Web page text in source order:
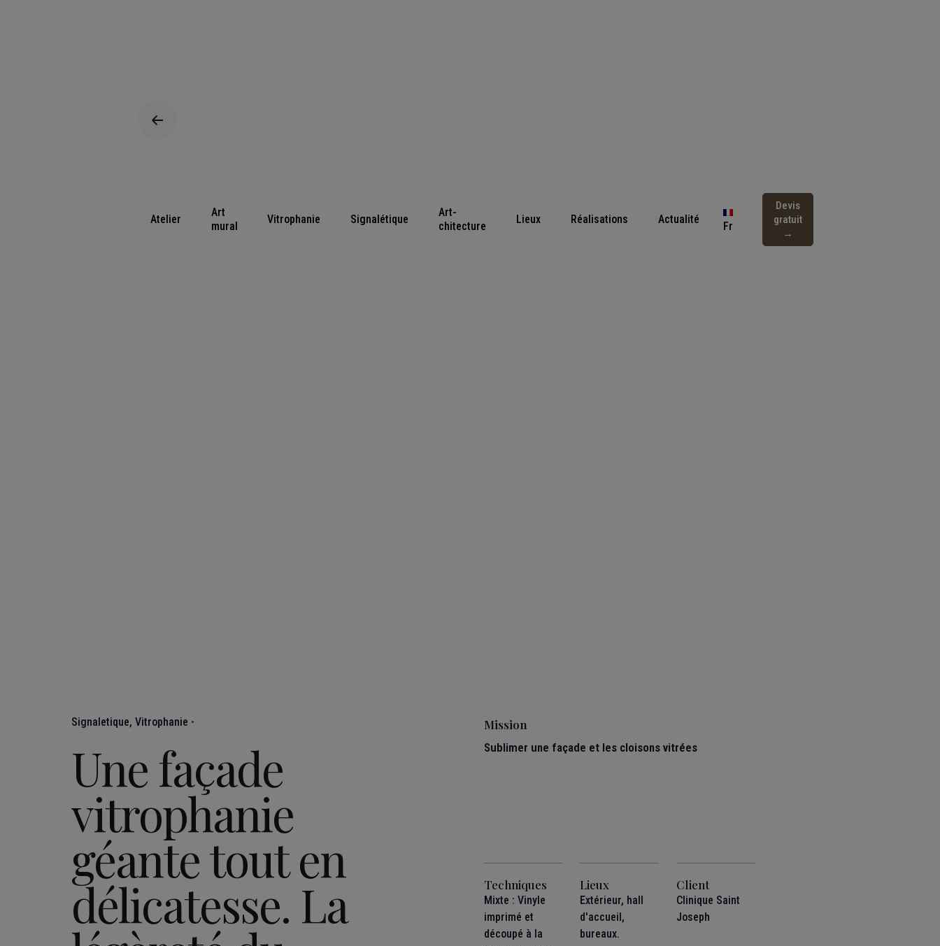
Atelier
Art
mural
Vitrophanie Signalétique
Art-
chitecture
Lieux Réalisations Actualité
Fr
Devis
gratuit
→
Signaletique Vitrophanie
Une façade
vitrophanie
géante tout en
délicatesse. La
Mission
Sublimer une façade et les cloisons vitrées
Techniques
Mixte : Vinyle
imprimé et
découpé à la
Lieux
Extérieur, hall
d'accueil,
bureaux.
Client
Clinique Saint
Joseph